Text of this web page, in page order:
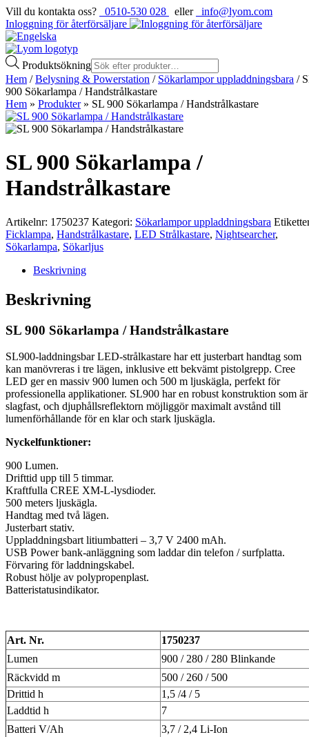
Vill du kontakta oss? 0510-530 028 eller
info@lyom.com
Inloggning för återförsäljare
Produktsökning
Hem /Belysning & Powerstation / Sökarlampor uppladdningsbara /
900 Sökarlampa / Handstrålkastare
Hem » Produkter» SL 900 Sökarlampa / Handstrålkastare
SL 900 Sökarlampa /
Handstrålkastare
Artikelnr: 1750237 Kategori: Sökarlampor uppladdningsbara
Ficklampa, Handstrålkastare, LED Strålkastare, Nightsearcher,
Sökarlampa, Sökarljus
Beskrivning
Beskrivning
SL 900 Sökarlampa / Handstrålkastare
SL900-laddningsbar LED-strålkastare har ett justerbart handtag som
kan manövreras i tre lägen, inklusive ett bekvämt pistolgrepp. Cree
LED ger en massiv 900 lumen och 500 m ljuskägla, perfekt för
professionella applikationer. SL900 har en robust konstruktion som är
slagfast, och djuphållsreflektorn möjliggör maximalt avstånd till
lumenförhållande för en klar och stark ljuskägla.
Nyckelfunktioner:
900 Lumen.
Drifttid upp till 5 timmar.
Kraftfulla CREE XM-L-lysdioder.
500 meters ljuskägla.
Handtag med två lägen.
Justerbart stativ.
Uppladdningsbart litiumbatteri – 3,7 V 2400 mAh.
USB Power bank-anläggning som laddar din telefon / surfplatta.
Förvaring för laddningskabel.
Robust hölje av polypropenplast.
Batteristatusindikator.
Art. Nr.
1750237
Lumen
900 / 280 / 280 Blinkande
Räckvidd m
500 / 260 / 500
Drittid h
1,5 /4 / 5
Laddtid h
7
Batteri V/Ah
3,7 / 2,4 Li-Ion